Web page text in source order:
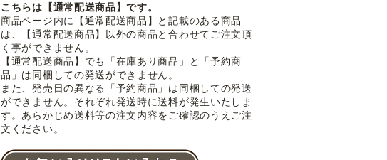
こちらは【通常配送商品】です。
商品ページ内に【通常配送商品】と記載のある商品
は、【通常配送商品】以外の商品と合わせてご注文頂
く事ができません。
【通常配送商品】でも「在庫あり商品」と「予約商
品」は同梱しての発送ができません。
また、発売日の異なる「予約商品」は同梱しての発送
ができません。それぞれ発送時に送料が発生いたしま
す。あらかじめ送料等の注文内容をご確認のうえご注
文ください。